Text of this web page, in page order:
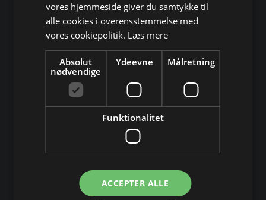
Hvad er et cms system?
service@shopivers.com|jun 1, 2026|Webhandel
generelt
« Ældre indlæg
Prissammenligning med PriceRunner, Kelkoo, Tjekpriser
vores hjemmeside giver du samtykke til
alle cookies i overensstemmelse med
vores cookiepolitik. Læs mere
Absolut
nødvendige
Ydeevne Målretning
Funktionalitet
ACCEPTER ALLE